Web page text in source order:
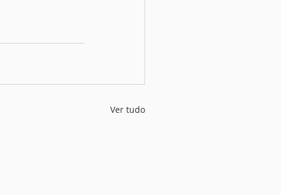
Ver tudo